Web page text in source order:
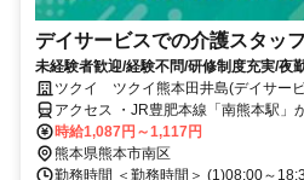
デイサービスでの介護スタッフ
未経験者歓迎/経験不問/研修制度充実/夜
介護スタッフ求人】
ツクイ ツクイ熊本田井島(デイサー
アクセス ・JR豊肥本線「南熊本駅」
車徒歩約2分
時給1,087円～1,117円
熊本県熊本市南区
勤務時間 ＜勤務時間＞ (1)08:00～